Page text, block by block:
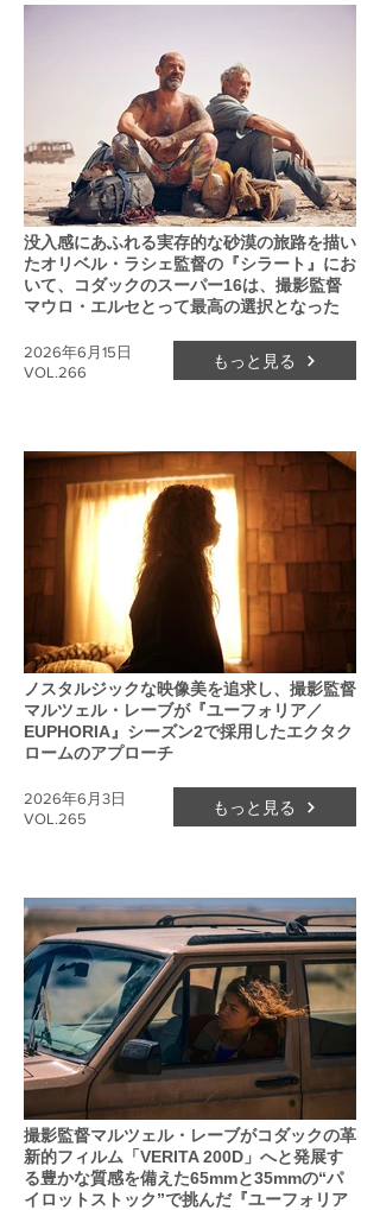
没入感にあふれる実存的な砂漠の旅路を描い
たオリベル・ラシェ監督の『シラート』にお
いて、コダックのスーパー16は、撮影監督
マウロ・エルセとって最高の選択となった
VOL.266
2026年6月15日 もっと見る
ノスタルジックな映像美を追求し、撮影監督
マルツェル・レーブが『ユーフォリア／
EUPHORIA』シーズン2で採用したエクタク
ロームのアプローチ
VOL.265
2026年6月3日 もっと見る
撮影監督マルツェル・レーブがコダックの革
新的フィルム「VERITA 200D」へと発展す
る豊かな質感を備えた65mmと35mmの“パ
イロットストック”で挑んだ『ユーフォリア